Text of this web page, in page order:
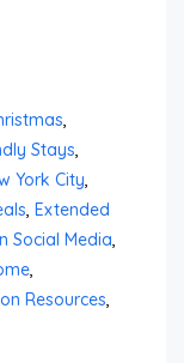
,
Stays,
York City,
, Extended
Social Media,
,
Resources,